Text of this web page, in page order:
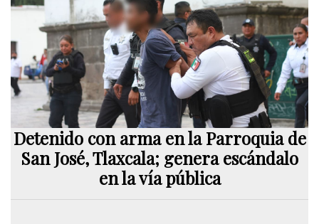
Detenido con arma en la Parroquia de
San José, Tlaxcala; genera escándalo
en la vía pública